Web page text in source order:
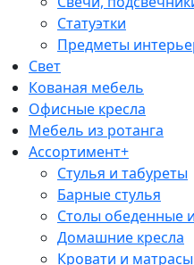
Статуэтки
Предметы
Свет
Кованая мебель
Офисные кресла
Мебель из ротанга
Ассортимент+
Стулья и табуреты
Барные стулья
Столы обеденные
Домашние кресла
Кровати и матрасы